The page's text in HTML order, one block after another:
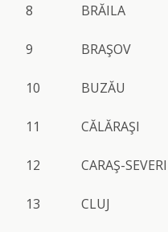
8 BRĂILA
9 BRAŞOV
10 BUZĂU
11 CĂLĂRAŞI
12 CARAŞ-
13 CLUJ